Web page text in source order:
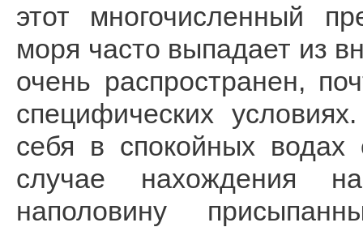
этот многочисленный
моря часто выпадает из
очень распространен,
специфических
себя в спокойных
случае нахождения
наполовину